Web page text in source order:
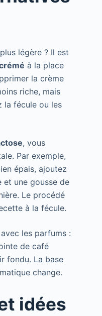
légère ? Il est
à la place
la crème
riche, mais
la fécule ou les
, vous
Par exemple,
épais, ajoutez
et une gousse de
Le procédé
à la fécule.
les parfums :
de café
fondu. La base
change.
idées